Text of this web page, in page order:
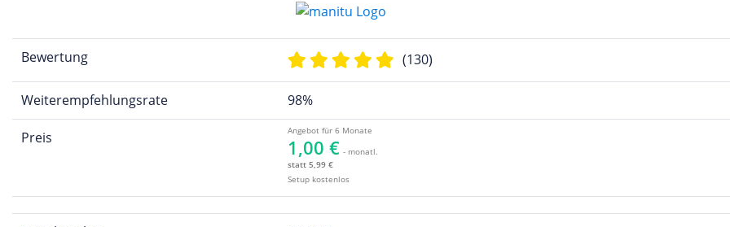
Bewertung (130)
Weiterempfehlungsrate 98%
Preis Angebot für 6 Monate
1,00 € - monatl.
statt 5,99 €
Setup kostenlos